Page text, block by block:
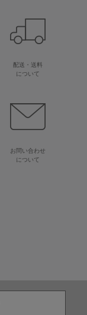
配送・送料
について
お問い合わせ
について